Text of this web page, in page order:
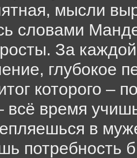
мысли
словами
За
глубокое
которого –
время
в
потребность